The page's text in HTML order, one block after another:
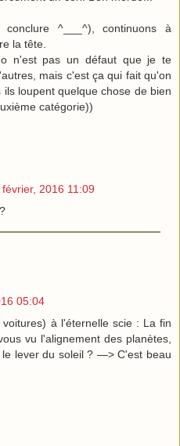
^___^), continuons à
la tête.
n'est pas un défaut que je te
mais c'est ça qui fait qu'on
loupent quelque chose de bien
catégorie))
février, 2016 11:09
05:04
à l'éternelle scie : La fin
vu l'alignement des planètes,
lever du soleil ? —> C'est beau